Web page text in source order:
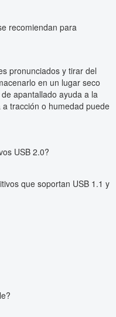
recomiendan para
pronunciados y tirar del
en un lugar seco
apantallado ayuda a la
tracción o humedad puede
USB 2.0?
que soportan USB 1.1 y